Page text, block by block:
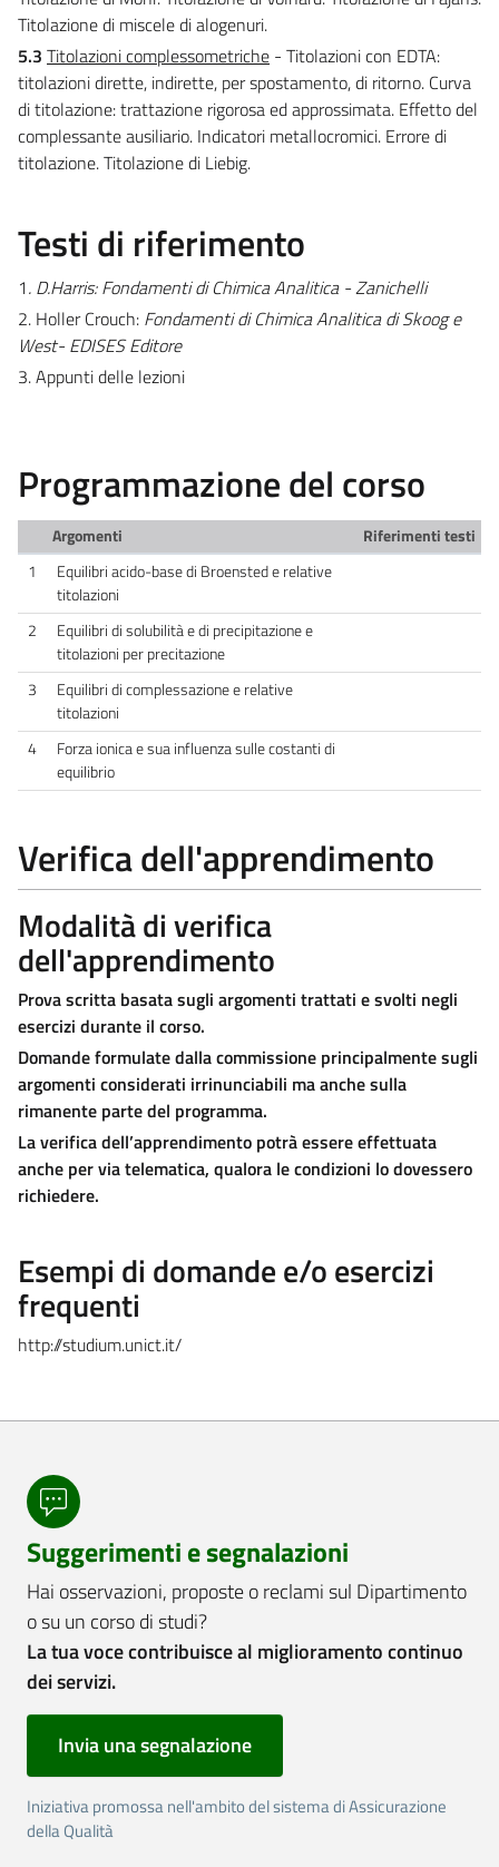
Titolazione di miscele di alogenuri.
5.3 Titolazioni complessometriche - Titolazioni con EDTA:
titolazioni dirette, indirette, per spostamento, di ritorno. Curva
di titolazione: trattazione rigorosa ed approssimata. Effetto del
complessante ausiliario. Indicatori metallocromici. Errore di
titolazione. Titolazione di Liebig.
Testi di riferimento
1. D.Harris: Fondamenti di Chimica Analitica - Zanichelli
2. Holler Crouch: Fondamenti di Chimica Analitica di Skoog e
West- EDISES Editore
3. Appunti delle lezioni
Programmazione del corso
Argomenti
Riferimenti testi
1
Equilibri acido-base di Broensted e relative
titolazioni
2
Equilibri di solubilità e di precipitazione e
titolazioni per precitazione
3
Equilibri di complessazione e relative
titolazioni
4
Forza ionica e sua influenza sulle costanti di
equilibrio
Verifica dell'apprendimento
Modalità di verifica
dell'apprendimento
Prova scritta basata sugli argomenti trattati e svolti negli
esercizi durante il corso.
Domande formulate dalla commissione principalmente sugli
argomenti considerati irrinunciabili ma anche sulla
rimanente parte del programma.
La verifica dell’apprendimento potrà essere effettuata
anche per via telematica, qualora le condizioni lo dovessero
richiedere.
Esempi di domande e/o esercizi
frequenti
http://studium.unict.it/
Suggerimenti e segnalazioni
Hai osservazioni, proposte o reclami sul Dipartimento
o su un corso di studi?
La tua voce contribuisce al miglioramento continuo
dei servizi.
Invia una segnalazione
Iniziativa promossa nell'ambito del sistema di Assicurazione
della Qualità